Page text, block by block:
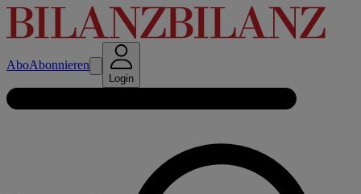
AboAbonnieren
Login